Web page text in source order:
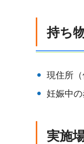
持ち
現住所
妊娠中の
実施